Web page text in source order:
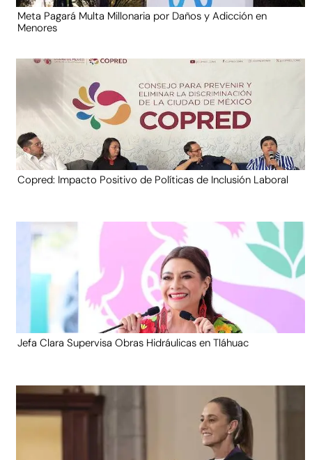
Meta Pagará Multa Millonaria por Daños y Adicción en
Menores
Copred: Impacto Positivo de Políticas de Inclusión Laboral
Jefa Clara Supervisa Obras Hidráulicas en Tláhuac